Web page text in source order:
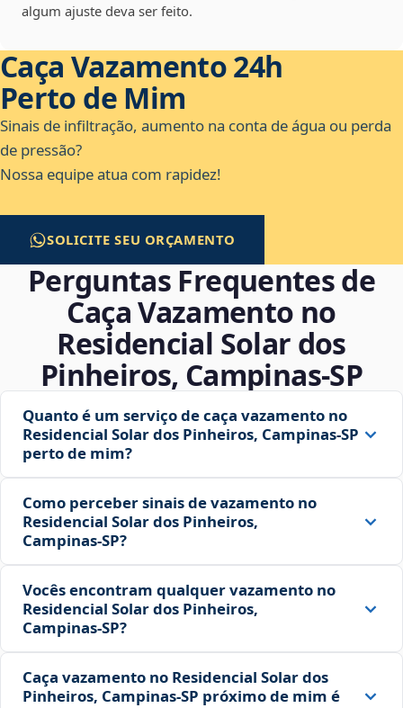
algum ajuste deva ser feito.
Caça Vazamento 24h
Perto de Mim
Sinais de infiltração, aumento na conta de água ou perda
de pressão?
Nossa equipe atua com rapidez!
SOLICITE SEU ORÇAMENTO
Perguntas Frequentes de
Caça Vazamento no
Residencial Solar dos
Pinheiros, Campinas‑SP
Quanto é um serviço de caça vazamento no
Residencial Solar dos Pinheiros, Campinas‑SP
perto de mim?
Como perceber sinais de vazamento no
Residencial Solar dos Pinheiros,
Campinas‑SP?
Vocês encontram qualquer vazamento no
Residencial Solar dos Pinheiros,
Campinas‑SP?
Caça vazamento no Residencial Solar dos
Pinheiros, Campinas‑SP próximo de mim é